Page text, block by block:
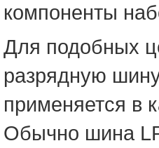
компоненты
Для подобных
разрядную
применяется в
Обычно шина